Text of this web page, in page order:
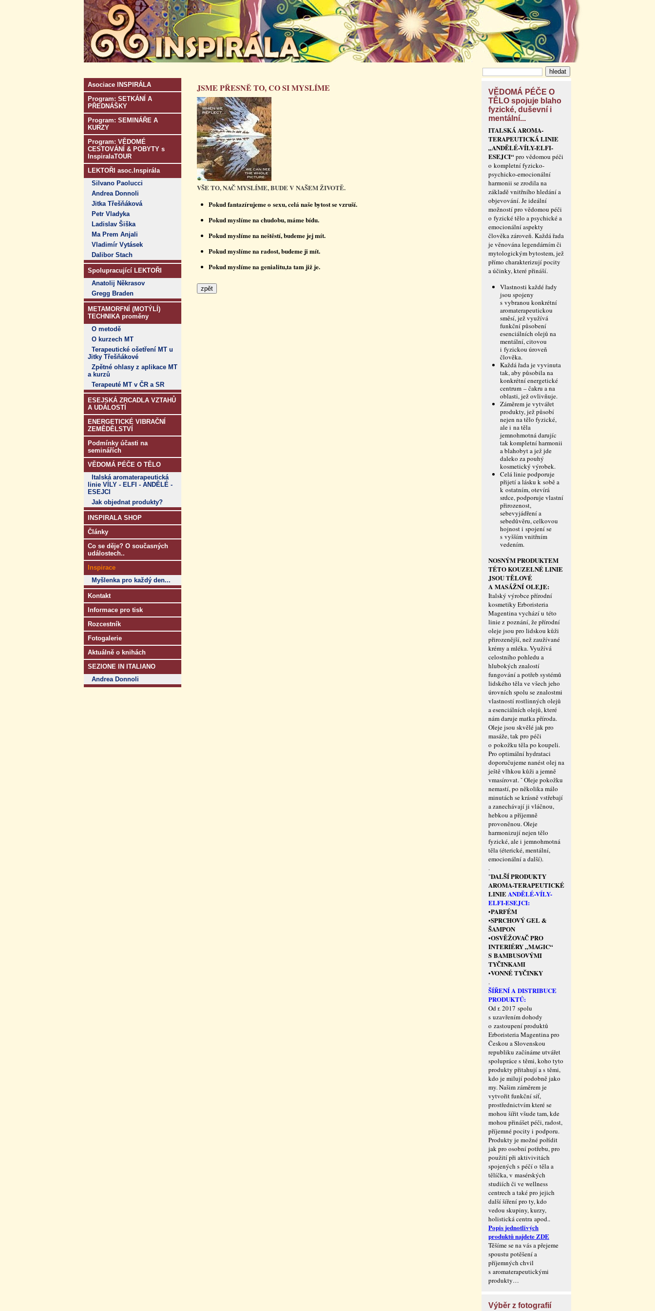
Asociace INSPIRÁLA
Program: SETKÁNÍ A
PŘEDNÁŠKY
Program: SEMINÁŘE A
KURZY
Program: VĚDOMÉ
CESTOVÁNÍ & POBYTY s
InspiralaTOUR
LEKTOŘI asoc.Inspirála
Silvano Paolucci
Andrea Donnoli
Jitka Třešňáková
Petr Vladyka
Ladislav Šiška
Ma Prem Anjali
Vladimír Vytásek
Dalibor Stach
Spolupracující LEKTOŘI
Anatolij Někrasov
Gregg Braden
METAMORFNÍ (MOTÝLÍ)
TECHNIKA proměny
O metodě
O kurzech MT
Terapeutické ošetření MT u
Jitky Třešňákové
Zpětné ohlasy z aplikace MT
a kurzů
Terapeuté MT v ČR a SR
ESEJSKÁ ZRCADLA VZTAHŮ
A UDÁLOSTÍ
ENERGETICKÉ VIBRAČNÍ
ZEMĚDĚLSTVÍ
Podmínky účasti na
seminářích
VĚDOMÁ PÉČE O TĚLO
Italská aromaterapeutická
linie VÍLY - ELFI - ANDĚLÉ -
ESEJCI
Jak objednat produkty?
INSPIRALA SHOP
Články
Co se děje? O současných
událostech..
Inspirace
Myšlenka pro každý den...
Kontakt
Informace pro tisk
Rozcestník
Fotogalerie
Aktuálně o knihách
SEZIONE IN ITALIANO
Andrea Donnoli
JSME PŘESNĚ TO, CO SI MYSLÍME
VŠE TO, NAČ MYSLÍME, BUDE V NAŠEM ŽIVOTĚ.
Pokud fantazírujeme o sexu, celá naše bytost se vzruší.
Pokud myslíme na chudobu, máme bídu.
Pokud myslíme na neštěstí, budeme jej mít.
Pokud myslíme na radost, budeme ji mít.
Pokud myslíme na genialitu,ta tam již je.
VĚDOMÁ PÉČE O
TĚLO spojuje blaho
fyzické, duševní i
mentální...
ITALSKÁ AROMA-
TERAPEUTICKÁ LINIE
„ANDĚLÉ-VÍLY-ELFI-
ESEJCI“pro vědomou péči
o kompletní fyzicko-
psychicko-emocionální
harmonii se zrodila na
základě vnitřního hledání a
objevování. Je ideální
možností pro vědomou péči
o fyzické tělo a psychické a
emocionální aspekty
člověka zároveň. Každá řada
je věnována legendárním či
mytologickým bytostem, jež
přímo charakterizují pocity
a účinky, které přináší.
Vlastnosti každé řady
jsou spojeny
s vybranou konkrétní
aromaterapeutickou
směsí, jež využívá
funkční působení
esenciálních olejů na
mentální, citovou
i fyzickou úroveň
člověka.
Každá řada je vyvinuta
tak, aby působila na
konkrétní energetické
centrum – čakru a na
oblasti, jež ovlivňuje.
Záměrem je vytvářet
produkty, jež působí
nejen na tělo fyzické,
ale i na těla
jemnohmotná darujíc
tak kompletní harmonii
a blahobyt a jež jde
daleko za pouhý
kosmetický výrobek.
Celá linie podporuje
přijetí a lásku k sobě a
k ostatním, otevírá
srdce, podporuje vlastní
přirozenost,
sebevyjádření a
sebedůvěru, celkovou
hojnost i spojení se
s vyšším vnitřním
vedením.
NOSNÝM PRODUKTEM
TÉTO KOUZELNÉ LINIE
JSOU TĚLOVÉ
A MASÁŽNÍ OLEJE:
Italský výrobce přírodní
kosmetiky Erboristeria
Magentina vychází u této
linie z poznání, že přírodní
oleje jsou pro lidskou kůži
přirozenější, než zaužívané
krémy a mléka. Využívá
celostního pohledu a
hlubokých znalostí
fungování a potřeb systémů
lidského těla ve všech jeho
úrovních spolu se znalostmi
vlastností rostlinných olejů
a esenciálních olejů, které
nám daruje matka příroda.
Oleje jsou skvělé jak pro
masáže, tak pro péči
o pokožku těla po koupeli.
Pro optimální hydrataci
doporučujeme nanést olej na
ještě vlhkou kůži a jemně
vmasírovat. ˇ Oleje pokožku
nemastí, po několika málo
minutách se krásně vstřebají
a zanechávají ji vláčnou,
hebkou a příjemně
provoněnou. Oleje
harmonizují nejen tělo
fyzické, ale i jemnohmotná
těla (éterické, mentální,
emocionální a další).
.
"DALŠÍ PRODUKTY
AROMA-TERAPEUTICKÉ
LINIEANDĚLÉ-VÍLY-
ELFI-ESEJCI:
•PARFÉM
•SPRCHOVÝ GEL &
ŠAMPON
•OSVĚŽOVAČ PRO
INTERIÉRY „MAGIC“
S BAMBUSOVÝMI
TYČINKAMI
•VONNÉ TYČINKY
.
ŠÍŘENÍ A DISTRIBUCE
PRODUKTŮ:
Od r. 2017 spolu
s uzavřením dohody
o zastoupení produktů
Erboristeria Magentina pro
Českou a Slovenskou
republiku začínáme utvářet
spolupráce s těmi, koho tyto
produkty přitahují a s těmi,
kdo je milují podobně jako
my. Našim záměrem je
vytvořit funkční síť,
prostřednictvím které se
mohou šířit všude tam, kde
mohou přinášet péči, radost,
příjemné pocity i podporu.
Produkty je možné pořídit
jak pro osobní potřebu, pro
použití při aktivivitách
spojených s péčí o těla a
tělíčka, v masérských
studiích či ve wellness
centrech a také pro jejich
další šíření pro ty, kdo
vedou skupiny, kurzy,
holistická centra apod..
Popis jednotlivých
produktů najdete ZDE
Těšíme se na vás a přejeme
spoustu potěšení a
příjemných chvil
s aromaterape­utickými
produkty…
Výběr z fotografií